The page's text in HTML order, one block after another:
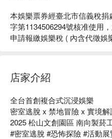
本娛樂票券經臺北市信義稅
字第1134506294號核准使用
申請報繳娛樂稅 ( 內含代徵娛
店家介紹
全台首創複合式沉浸娛樂
密室逃脫 x 禁地冒險 x 實境解
2025 松山文創園區 南向製菸
#密室逃脫 #恐怖探險 #活動展